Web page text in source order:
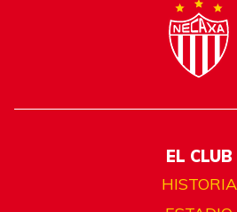
EL CLUB
HISTORIA